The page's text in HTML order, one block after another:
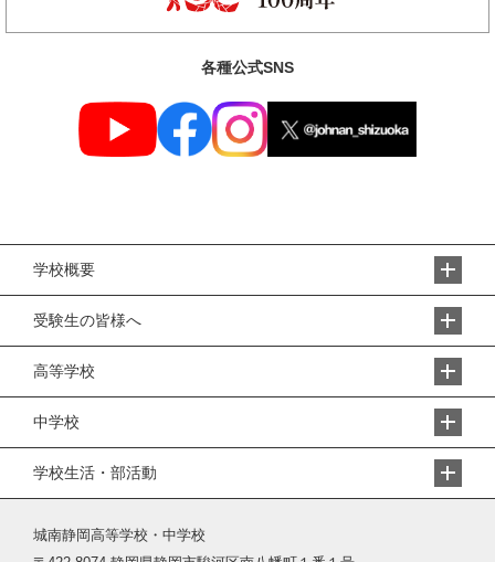
各種公式SNS
学校概要
受験生の皆様へ
高等学校
中学校
学校生活・部活動
城南静岡高等学校・中学校